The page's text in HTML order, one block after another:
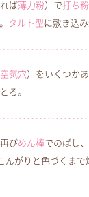
れば薄力粉）で打ち粉
タルト型に敷き込
空気穴）をいくつか
る。
びめん棒でのばし
がりと色づくまで